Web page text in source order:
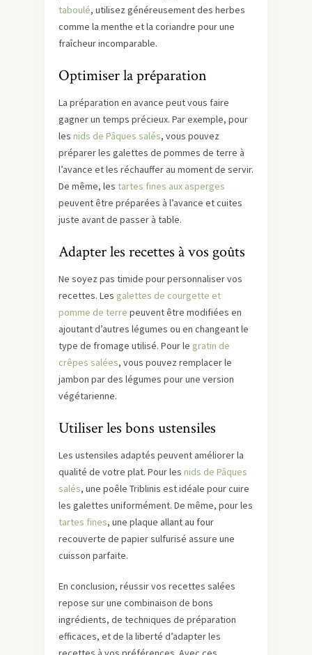
taboulé, utilisez généreusement des herbes
comme la menthe et la coriandre pour une
fraîcheur incomparable.
Optimiser la préparation
La préparation en avance peut vous faire
gagner un temps précieux. Par exemple, pour
les nids de Pâques salés, vous pouvez
préparer les galettes de pommes de terre à
l’avance et les réchauffer au moment de servir.
De même, les tartes fines aux asperges
peuvent être préparées à l’avance et cuites
juste avant de passer à table.
Adapter les recettes à vos goûts
Ne soyez pas timide pour personnaliser vos
recettes. Les galettes de courgette et
pomme de terre peuvent être modifiées en
ajoutant d’autres légumes ou en changeant le
type de fromage utilisé. Pour le gratin de
crêpes salées, vous pouvez remplacer le
jambon par des légumes pour une version
végétarienne.
Utiliser les bons ustensiles
Les ustensiles adaptés peuvent améliorer la
qualité de votre plat. Pour les nids de Pâques
salés, une poêle Triblinis est idéale pour cuire
les galettes uniformément. De même, pour les
tartes fines, une plaque allant au four
recouverte de papier sulfurisé assure une
cuisson parfaite.
En conclusion, réussir vos recettes salées
repose sur une combinaison de bons
ingrédients, de techniques de préparation
efficaces, et de la liberté d’adapter les